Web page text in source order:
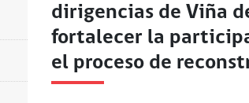
dirigencias de Viña
fortalecer la
el proceso de